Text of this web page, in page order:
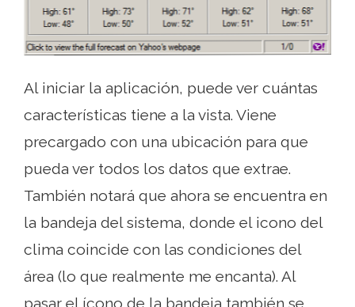
Al iniciar la aplicación, puede ver cuántas
características tiene a la vista. Viene
precargado con una ubicación para que
pueda ver todos los datos que extrae.
También notará que ahora se encuentra en
la bandeja del sistema, donde el icono del
clima coincide con las condiciones del
área (lo que realmente me encanta). Al
pasar el ícono de la bandeja también se